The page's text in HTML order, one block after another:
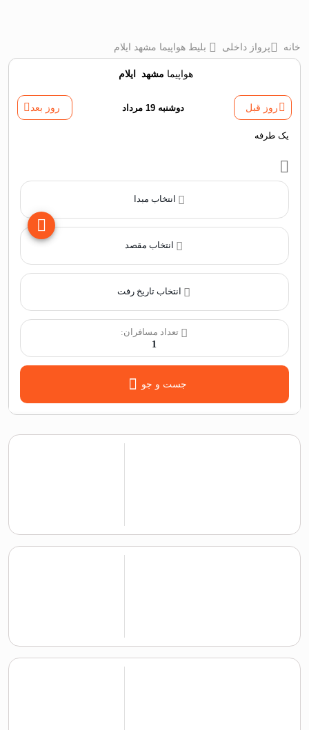
خانه پرواز داخلی بلیط هواپیما مشهد ایلام
هواپیما مشهد ایلام
روز قبل دوشنبه 19 مرداد روز بعد
یک طرفه
انتخاب مبدا
انتخاب مقصد
تعداد مسافران:
1
جست و جو